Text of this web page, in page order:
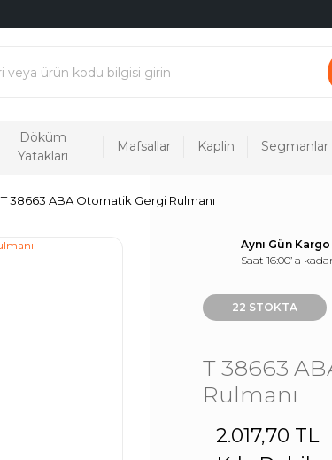
Döküm
Yatakları
Mafsallar Kaplin Segmanlar
T 38663 ABA Otomatik Gergi Rulmanı
Aynı Gün Kargo
Saat 16:00’ a
22 STOKTA
T 38663
Rulmanı
2.017,70 TL